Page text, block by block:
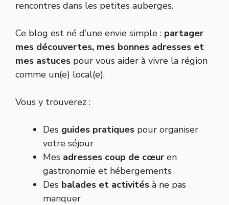
rencontres dans les petites auberges.
Ce blog est né d’une envie simple : partager
mes découvertes, mes bonnes adresses et
mes astuces pour vous aider à vivre la région
comme un(e) local(e).
Vous y trouverez :
Des guides pratiques pour organiser
votre séjour
Mes adresses coup de cœur en
gastronomie et hébergements
Des balades et activités à ne pas
manquer